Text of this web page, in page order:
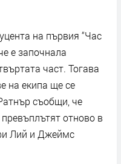
на първия “Час
е започнала
част. Тогава
на екипа ще се
съобщи, че
отново в
Лий и Джеймс